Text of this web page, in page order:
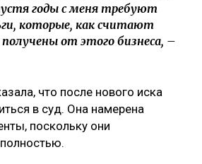
годы с меня требуют
которые, как считают
от этого бизнеса, –
что после нового иска
в суд. Она намерена
поскольку они